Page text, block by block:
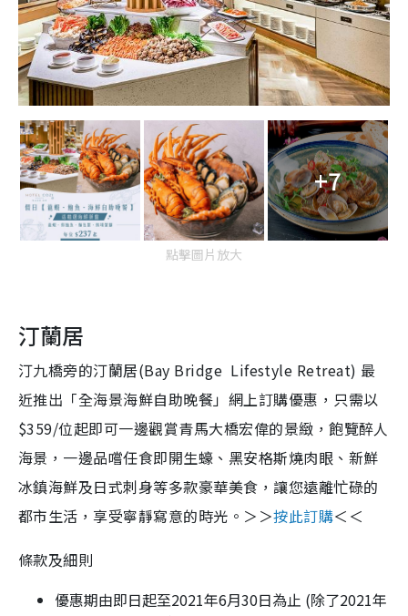
+7
點擊圖片放大
汀蘭居
汀九橋旁的汀蘭居(Bay Bridge Lifestyle Retreat) 最
近推出「全海景海鮮自助晚餐」網上訂購優惠，只需以
$359/位起即可一邊觀賞青馬大橋宏偉的景緻，飽覽醉人
海景，一邊品嚐任食即開生蠔、黑安格斯燒肉眼、新鮮
冰鎮海鮮及日式刺身等多款豪華美食，讓您遠離忙碌的
都市生活，享受寧靜寫意的時光。＞＞按此訂購＜＜
條款及細則
優惠期由即日起至2021年6月30日為止 (除了2021年